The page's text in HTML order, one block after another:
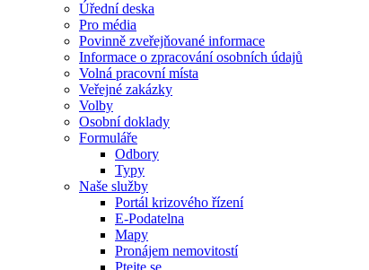
Úřední deska
Pro média
Povinně zveřejňované informace
Informace o zpracování osobních údajů
Volná pracovní místa
Veřejné zakázky
Volby
Osobní doklady
Formuláře
Odbory
Typy
Naše služby
Portál krizového řízení
E-Podatelna
Mapy
Pronájem nemovitostí